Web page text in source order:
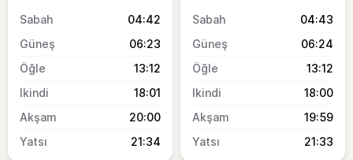
04:42
06:23
13:12
18:01
20:00
21:34
04:43
06:24
13:12
18:00
19:59
21:33